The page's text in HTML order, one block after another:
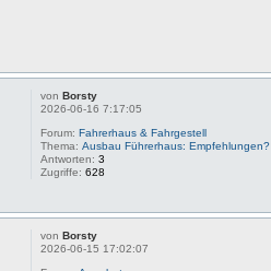
vonBorsty
2026-06-16 7:17:05
Forum:Fahrerhaus & Fahrgestell
Thema:Ausbau Führerhaus: Empfehlungen?
Antworten:3
Zugriffe:628
vonBorsty
2026-06-15 17:02:07